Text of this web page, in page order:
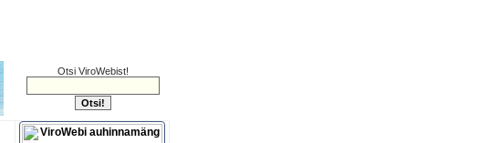
Otsi ViroWebist!